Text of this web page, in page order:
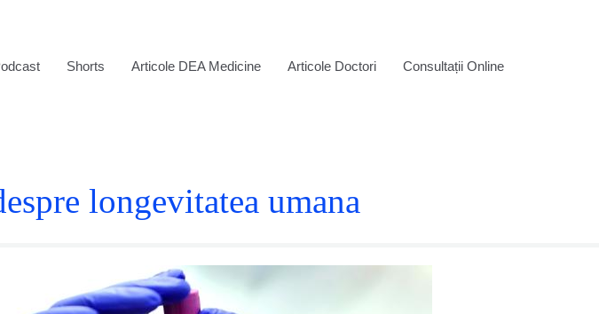
Shorts Articole DEA Medicine Articole Doctori Consultații Online
longevitatea umana